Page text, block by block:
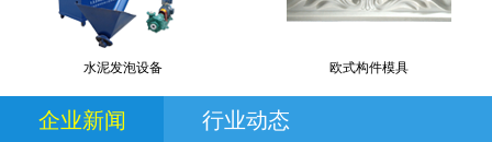
水泥发泡设备 欧式构件模具
企业新闻 行业动态